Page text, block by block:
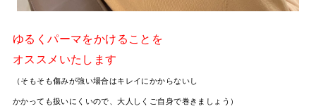
ゆるくパーマをかけることを
オススメいたします
（そもそも傷みが強い場合はキレイにかからないし
かかっても扱いにくいので、大人しくご自身で巻きましょう）